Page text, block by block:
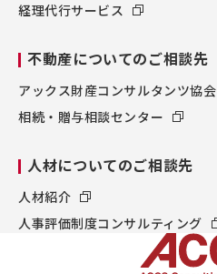
経理代行サービス
不動産についてのご相談先
アックス財産コンサルタンツ協会
相続・贈与相談センター
人材についてのご相談先
人材紹介
人事評価制度コンサルティング